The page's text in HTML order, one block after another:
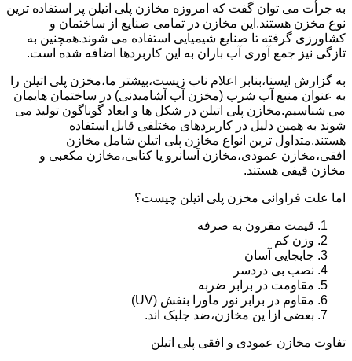
به جرأت می توان گفت که امروزه مخازن پلی اتیلن پر استفاده ترین
نوع مخزن هستند.این مخازن در تمامی صنایع از ساختمان و
کشاورزی گرفته تا صنایع شیمیایی استفاده می شوند.همچنین به
تازگی نیز جمع آوری آب باران به این کاربردها اضافه شده است.
به گزارش ایسنا،بنابر اعلام ناب زیست،بیشتر ما،مخزن پلی اتیلن را
به عنوان منبع آب شرب (مخزن آب آشامیدنی) در ساختمان هایمان
می شناسیم.مخازن پلی اتیلن در شکل ها و ابعاد گوناگون تولید می
شوند به همین دلیل در کاربردهای مختلفی قابل استفاده
هستند.متداول ترین انواع مخازن پلی اتیلن شامل مخازن
افقی،مخازن عمودی،مخازن آسانرو یا کتابی،مخازن مکعبی و
مخازن قیفی هستند.
اما علت فراوانی مخزن پلی اتیلن چیست؟
قیمت مقرون به صرفه
وزن کم
جابجایی آسان
نصب بی دردسر
مقاومت در برابر ضربه
مقاوم در برابر نور ماورا بنفش (UV)
بعضی ازا ین مخازن،ضد جلبک اند.
تفاوت مخازن عمودی و افقی پلی اتیلن